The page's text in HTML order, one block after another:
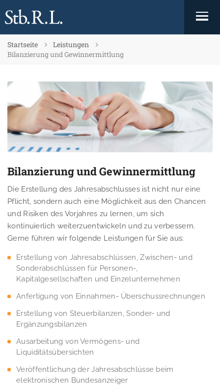
Startseite
Leistungen
Bilanzierung und Gewinnermittlung
Bilanzierung und Gewinnermittlung
Die Erstellung des Jahresabschlusses ist nicht nur eine
Pflicht, sondern auch eine Möglichkeit aus den Chancen
und Risiken des Vorjahres zu lernen, um sich
kontinuierlich weiterzuentwickeln und zu verbessern.
Gerne führen wir folgende Leistungen für Sie aus:
Erstellung von Jahresabschlüssen, Zwischen- und
Sonderabschlüssen für Personen-,
Kapitalgesellschaften und Einzelunternehmen
Anfertigung von Einnahmen- Überschussrechnungen
Erstellung von Steuerbilanzen, Sonder- und
Ergänzungsbilanzen
Ausarbeitung von Vermögens- und
Liquiditätsübersichten
Veröffentlichung der Jahresabschlüsse beim
elektronischen Bundesanzeiger